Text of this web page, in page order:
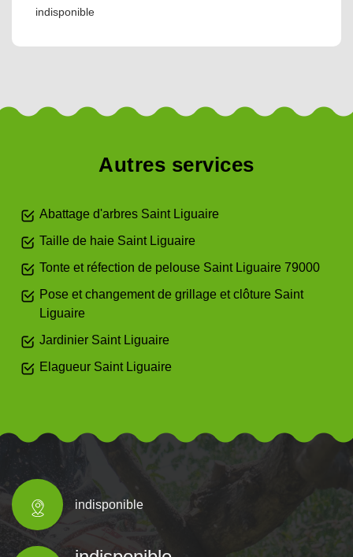
indisponible
Autres services
Abattage d'arbres Saint Liguaire
Taille de haie Saint Liguaire
Tonte et réfection de pelouse Saint Liguaire 79000
Pose et changement de grillage et clôture Saint
Liguaire
Jardinier Saint Liguaire
Elagueur Saint Liguaire
indisponible